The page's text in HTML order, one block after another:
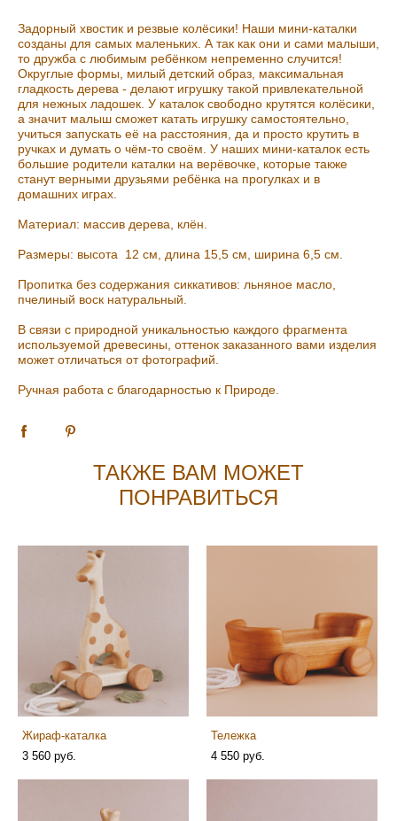
Задорный хвостик и резвые колёсики! Наши мини-каталки
созданы для самых маленьких. А так как они и сами малыши,
то дружба с любимым ребёнком непременно случится!
Округлые формы, милый детский образ, максимальная
гладкость дерева - делают игрушку такой привлекательной
для нежных ладошек. У каталок свободно крутятся колёсики,
а значит малыш сможет катать игрушку самостоятельно,
учиться запускать её на расстояния, да и просто крутить в
ручках и думать о чём-то своём. У наших мини-каталок есть
большие родители каталки на верёвочке, которые также
станут верными друзьями ребёнка на прогулках и в
домашних играх.
Материал: массив дерева, клён.
Размеры: высота 12 см, длина 15,5 см, ширина 6,5 см.
Пропитка без содержания сиккативов: льняное масло,
пчелиный воск натуральный.
В связи с природной уникальностью каждого фрагмента
используемой древесины, оттенок заказанного вами изделия
может отличаться от фотографий.
Ручная работа с благодарностью к Природе.
ТАКЖЕ ВАМ МОЖЕТ
ПОНРАВИТЬСЯ
Жираф-каталка
3 560 pуб.
Тележка
4 550 pуб.